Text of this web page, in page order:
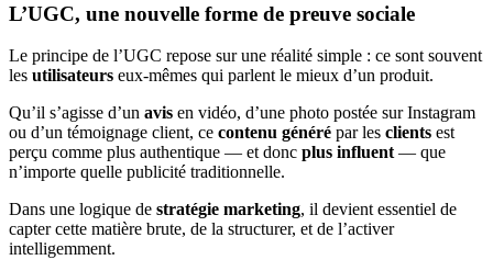
L’UGC, une nouvelle forme de preuve sociale
Le principe de l’UGC repose sur une réalité simple : ce sont souvent
les utilisateurs eux-mêmes qui parlent le mieux d’un produit.
Qu’il s’agisse d’un avis en vidéo, d’une photo postée sur Instagram
ou d’un témoignage client, ce contenu généré par les clients est
perçu comme plus authentique — et donc plus influent — que
n’importe quelle publicité traditionnelle.
Dans une logique de stratégie marketing, il devient essentiel de
capter cette matière brute, de la structurer, et de l’activer
intelligemment.